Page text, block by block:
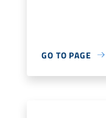
GO TO PAGE